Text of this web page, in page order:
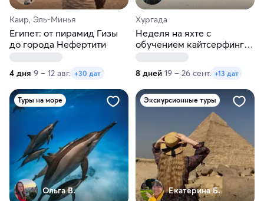
Каир, Эль-Минья
Египет: от пирамид Гизы
до города Нефертити
4 дня 9 – 12 авг. +30 дат
Хургада
Неделя на яхте с
обучением кайтсерфингу
8 дней 19 – 26 сент. +13 дат
Туры на море
Ольга В.
Экскурсионные туры
Екатерина Б.